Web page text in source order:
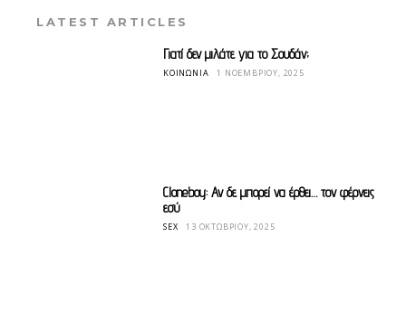
LATEST ARTICLES
Γιατί δεν μιλάτε για το Σουδάν;
ΚΟΙΝΩΝΊΑ 1 ΝΟΕΜΒΡΊΟΥ, 2025
Cloneboy: Αν δε μπορεί να έρθει… τον φέρνεις
εσύ
SEX 13 ΟΚΤΩΒΡΊΟΥ, 2025